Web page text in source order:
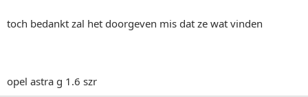
toch bedankt zal het doorgeven mis dat ze wat vinden
opel astra g 1.6 szr